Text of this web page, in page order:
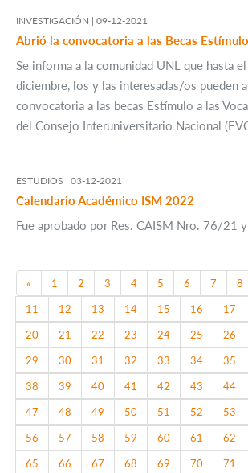
INVESTIGACIÓN | 09-12-2021
Abrió la convocatoria a las Becas
Se informa a la comunidad UNL que hasta
diciembre, los y las interesadas/os pueden
convocatoria a las becas Estímulo a las
del Consejo Interuniversitario Nacional
ESTUDIOS | 03-12-2021
Calendario Académico ISM 2022
Fue aprobado por Res. CAISM Nro. 76/21
« Previous
1 2 3 4 5 6 7 8
11
12 13 14 15 16 17
20
21 22 23 24 25 26
29
30 31 32 33 34 35
38
39 40 41 42 43 44
47
48 49 50 51 52 53
56
57 58 59 60 61 62
65
66 67 68 69 70 71